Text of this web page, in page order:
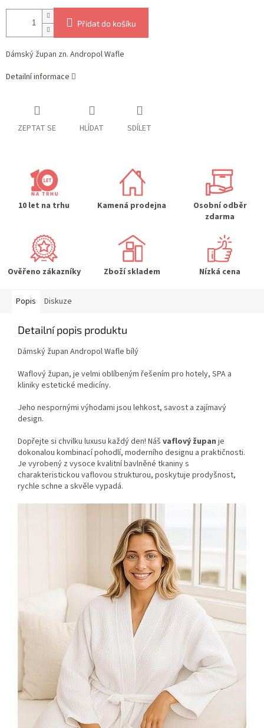
Přidat do košíku
Dámský župan zn. Andropol Wafle
Detailní informace
ZEPTAT SE HLÍDAT SDÍLET
10 let na trhu Kamená prodejna
Osobní odběr
zdarma
Ověřeno zákazníky Zboží skladem Nízká cena
Popis Diskuze
Detailní popis produktu
Dámský župan Andropol Wafle bílý
Waflový župan, je velmi oblíbeným řešením pro hotely, SPA a
kliniky estetické medicíny.
Jeho nespornými výhodami jsou lehkost, savost a zajímavý
design.
Dopřejte si chvilku luxusu každý den! Náš vaflový župan je
dokonalou kombinací pohodlí, moderního designu a praktičnosti.
Je vyrobený z vysoce kvalitní bavlněné tkaniny s
charakteristickou vaflovou strukturou, poskytuje prodyšnost,
rychle schne a skvěle vypadá.